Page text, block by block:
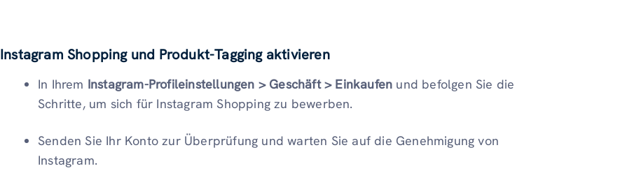
Instagram Shopping und Produkt-Tagging aktivieren
In Ihrem Instagram-Profileinstellungen > Geschäft > Einkaufen und befolgen Sie die
Schritte, um sich für Instagram Shopping zu bewerben.
Senden Sie Ihr Konto zur Überprüfung und warten Sie auf die Genehmigung von
Instagram.